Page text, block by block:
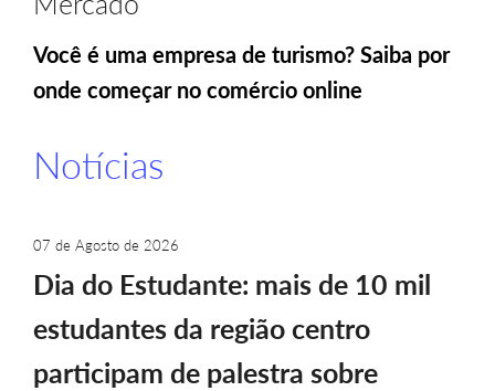
Você é uma empresa de turismo? Saiba por
onde começar no comércio online
Notícias
07 de Agosto de 2026
Dia do Estudante: mais de 10 mil
estudantes da região centro
participam de palestra sobre